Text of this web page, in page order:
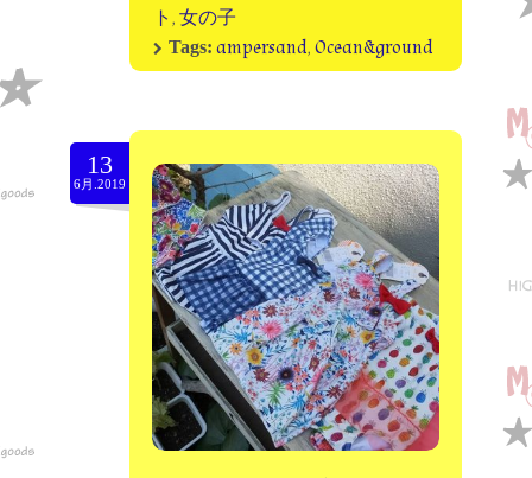
ト,女の子
Tags: ampersand,Ocean&ground
13
6月.2019